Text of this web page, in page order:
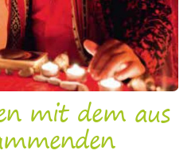
mit dem aus